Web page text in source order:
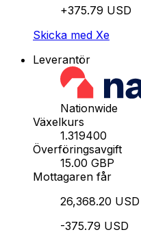
+375.79 USD
Skicka med Xe
Leverantör
Nationwide
Växelkurs
1.319400
Överföringsavgift
15.00 GBP
Mottagaren får
26,368.20 USD
-375.79 USD